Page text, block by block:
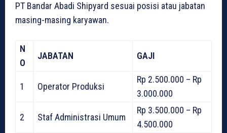
PT Bandar Abadi Shipyard sesuai posisi atau jabatan
masing-masing karyawan.
N
O
JABATAN GAJI
1 Operator Produksi
Rp 2.500.000 – Rp
3.000.000
2 Staf Administrasi Umum
Rp 3.500.000 – Rp
4.500.000